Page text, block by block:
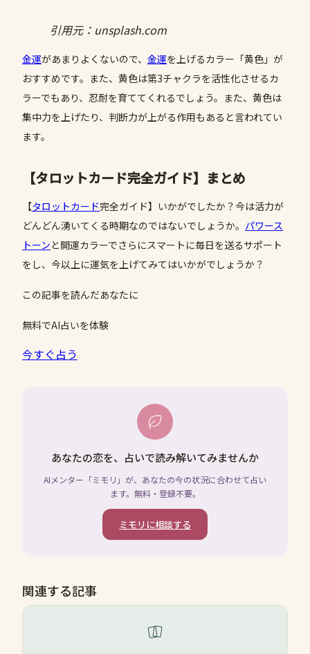
引用元：unsplash.com
金運があまりよくないので、 金運を上げるカラー「黄色」が
おすすめです。また、黄色は第3チャクラを活性化させるカ
ラーでもあり、忍耐を育ててくれるでしょう。また、黄色は
集中力を上げたり、判断力が上がる作用もあると言われてい
ます。
【タロットカード完全ガイド】まとめ
【タロットカード完全ガイド】いかがでしたか？今は活力が
どんどん湧いてくる時期なのではないでしょうか。 パワース
トーンと開運カラーでさらにスマートに毎日を送るサポート
をし、今以上に運気を上げてみてはいかがでしょうか？
この記事を読んだあなたに
無料でAI占いを体験
今すぐ占う
あなたの恋を、占いで読み解いてみませんか
AIメンター「ミモリ」が、あなたの今の状況に合わせて占い
ます。無料・登録不要。
ミモリに相談する
関連する記事